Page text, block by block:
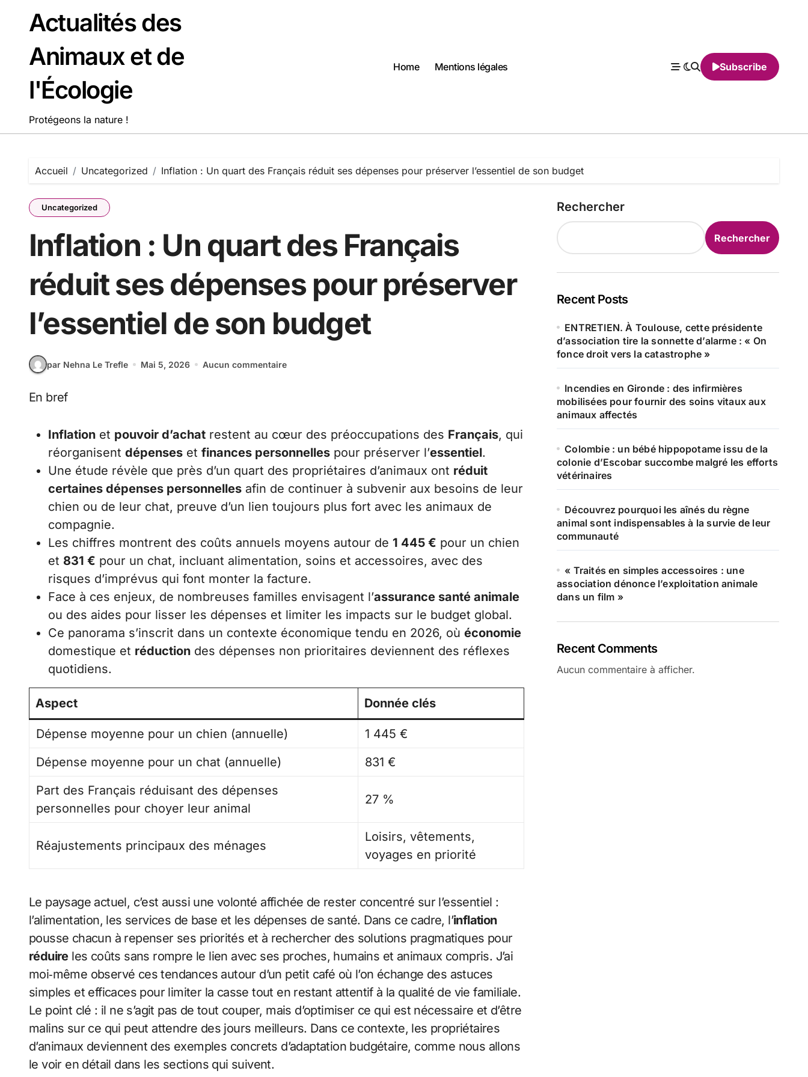
contenuActualités des
Animaux et de
l'Écologie
Protégeons la nature !
Home Mentions légales Subscribe
Accueil Uncategorized Inflation : Un quart des Français réduit ses dépenses pour préserver l’essentiel de son budget
Uncategorized
Inflation : Un quart des Français
réduit ses dépenses pour préserver
l’essentiel de son budget
par Nehna Le Trefle Mai 5, 2026 Aucun commentaire
En bref
Inflation et pouvoir d’achat restent au cœur des préoccupations des Français, qui
réorganisent dépenses et finances personnelles pour préserver l’essentiel.
Une étude révèle que près d’un quart des propriétaires d’animaux ont réduit
certaines dépenses personnelles afin de continuer à subvenir aux besoins de leur
chien ou de leur chat, preuve d’un lien toujours plus fort avec les animaux de
compagnie.
Les chiffres montrent des coûts annuels moyens autour de 1 445 € pour un chien
et 831 € pour un chat, incluant alimentation, soins et accessoires, avec des
risques d’imprévus qui font monter la facture.
Face à ces enjeux, de nombreuses familles envisagent l’assurance santé animale
ou des aides pour lisser les dépenses et limiter les impacts sur le budget global.
Ce panorama s’inscrit dans un contexte économique tendu en 2026, où économie
domestique et réduction des dépenses non prioritaires deviennent des réflexes
quotidiens.
Aspect Donnée clés
Dépense moyenne pour un chien (annuelle)
1 445 €
Dépense moyenne pour un chat (annuelle)
831 €
Part des Français réduisant des dépenses
personnelles pour choyer leur animal
27 %
Réajustements principaux des ménages
Loisirs, vêtements,
voyages en priorité
Le paysage actuel, c’est aussi une volonté affichée de rester concentré sur l’essentiel :
l’alimentation, les services de base et les dépenses de santé. Dans ce cadre, l’inflation
pousse chacun à repenser ses priorités et à rechercher des solutions pragmatiques pour
réduireles coûts sans rompre le lien avec ses proches, humains et animaux compris. J’ai
moi‑même observé ces tendances autour d’un petit café où l’on échange des astuces
simples et efficaces pour limiter la casse tout en restant attentif à la qualité de vie familiale.
Le point clé : il ne s’agit pas de tout couper, mais d’optimiser ce qui est nécessaire et d’être
malins sur ce qui peut attendre des jours meilleurs. Dans ce contexte, les propriétaires
d’animaux deviennent des exemples concrets d’adaptation budgétaire, comme nous allons
le voir en détail dans les sections qui suivent.
Rechercher
Rechercher
Recent Posts
ENTRETIEN. À Toulouse, cette présidente
d’association tire la sonnette d’alarme : « On
fonce droit vers la catastrophe »
Incendies en Gironde : des infirmières
mobilisées pour fournir des soins vitaux aux
animaux affectés
Colombie : un bébé hippopotame issu de la
colonie d’Escobar succombe malgré les efforts
vétérinaires
Découvrez pourquoi les aînés du règne
animal sont indispensables à la survie de leur
communauté
« Traités en simples accessoires : une
association dénonce l’exploitation animale
dans un film »
Recent Comments
Aucun commentaire à afficher.